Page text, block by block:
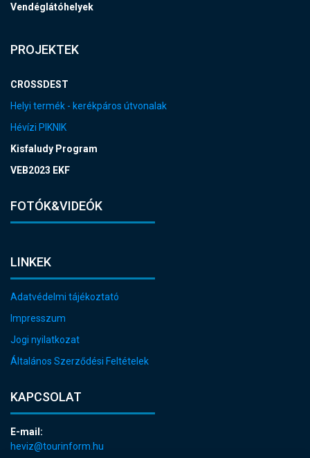
Vendéglátóhelyek
PROJEKTEK
CROSSDEST
Helyi termék - kerékpáros útvonalak
Hévízi PIKNIK
Kisfaludy Program
VEB2023 EKF
FOTÓK&VIDEÓK
LINKEK
Adatvédelmi tájékoztató
Impresszum
Jogi nyilatkozat
Általános Szerződési Feltételek
KAPCSOLAT
E-mail:
heviz@tourinform.hu